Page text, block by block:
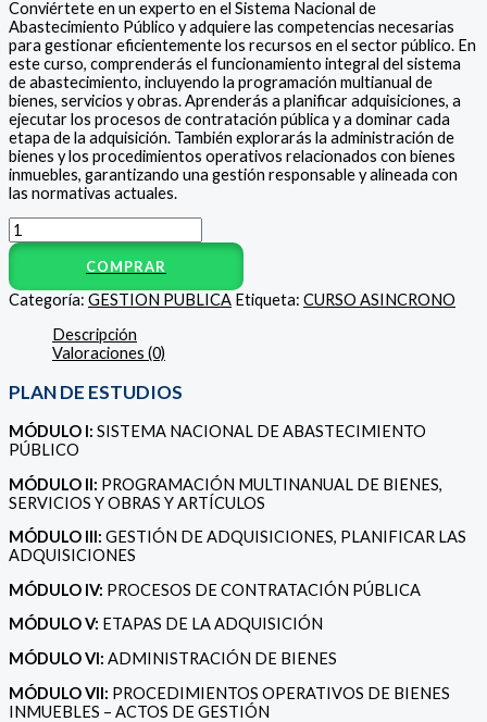
Conviértete en un experto en el Sistema Nacional de
Abastecimiento Público y adquiere las competencias necesarias
para gestionar eficientemente los recursos en el sector público. En
este curso, comprenderás el funcionamiento integral del sistema
de abastecimiento, incluyendo la programación multianual de
bienes, servicios y obras. Aprenderás a planificar adquisiciones, a
ejecutar los procesos de contratación pública y a dominar cada
etapa de la adquisición. También explorarás la administración de
bienes y los procedimientos operativos relacionados con bienes
inmuebles, garantizando una gestión responsable y alineada con
las normativas actuales.
COMPRAR
Categoría: GESTION PUBLICA Etiqueta: CURSO ASINCRONO
Descripción
Valoraciones (0)
PLAN DE ESTUDIOS
MÓDULO I: SISTEMA NACIONAL DE ABASTECIMIENTO
PÚBLICO
MÓDULO II: PROGRAMACIÓN MULTINANUAL DE BIENES,
SERVICIOS Y OBRAS Y ARTÍCULOS
MÓDULO III: GESTIÓN DE ADQUISICIONES, PLANIFICAR LAS
ADQUISICIONES
MÓDULO IV: PROCESOS DE CONTRATACIÓN PÚBLICA
MÓDULO V: ETAPAS DE LA ADQUISICIÓN
MÓDULO VI: ADMINISTRACIÓN DE BIENES
MÓDULO VII: PROCEDIMIENTOS OPERATIVOS DE BIENES
INMUEBLES – ACTOS DE GESTIÓN